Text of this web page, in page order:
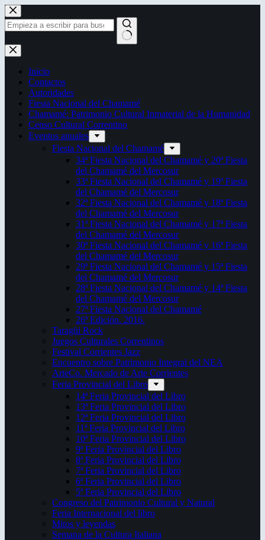
Saltar
al
contenido
Sin
resultados
Inicio
Contactos
Autoridades
Fiesta Nacional del Chamamé
Chamamé: Patrimonio Cultural Inmaterial de la Humanidad
Censo Cultural Correntino
Eventos anuales
Fiesta Nacional del Chamamé
34ª Fiesta Nacional del Chamamé y 20ª Fiesta
del Chamamé del Mercosur
33ª Fiesta Nacional del Chamamé y 19ª Fiesta
del Chamamé del Mercosur
32ª Fiesta Nacional del Chamamé y 18ª Fiesta
del Chamamé del Mercosur
31ª Fiesta Nacional del Chamamé y 17ª Fiesta
del Chamamé del Mercosur
30ª Fiesta Nacional del Chamamé y 16ª Fiesta
del Chamamé del Mercosur
29ª Fiesta Nacional del Chamamé y 15ª Fiesta
del Chamamé del Mercosur
28ª Fiesta Nacional del Chamamé y 14ª Fiesta
del Chamamé del Mercosur
27ª Fiesta Nacional del Chamamé
26ª Edición. 2016.
Taragüi Rock
Juegos Culturales Correntinos
Festival Corrientes Jazz
Encuentro sobre Patrimonio Integral del NEA
ArteCo. Mercado de Arte Corrientes
Feria Provincial del Libro
14ª Feria Provincial del Libro
13ª Feria Provincial del Libro
12ª Feria Provincial del Libro
11ª Feria Provincial del Libro
10ª Feria Provincial del Libro
9ª Feria Provincial del Libro
8ª Feria Provincial del Libro
7ª Feria Provincial del Libro
6ª Feria Provincial del Libro
5ª Feria Provincial del Libro
Congreso del Patrimonio Cultural y Natural
Feria Internacional del libro
Mitos y leyendas
Semana de la Cultura Italiana